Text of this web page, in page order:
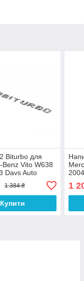
Biturbo для
Benz Vito W638
Davs Auto
1 384 ₴
Купити
1